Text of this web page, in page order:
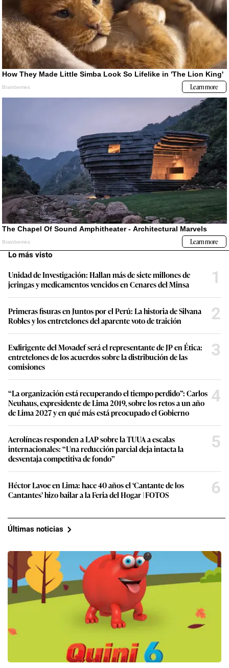
Lo más visto
Unidad de Investigación: Hallan más de siete millones de
jeringas y medicamentos vencidos en Cenares del Minsa
1
Primeras fisuras en Juntos por el Perú: La historia de Silvana
Robles y los entretelones del aparente voto de traición
2
Exdirigente del Movadef será el representante de JP en Ética:
entretelones de los acuerdos sobre la distribución de las
comisiones
3
“La organización está recuperando el tiempo perdido”: Carlos
Neuhaus, expresidente de Lima 2019, sobre los retos a un año
de Lima 2027 y en qué más está preocupado el Gobierno
4
Aerolíneas responden a LAP sobre la TUUA a escalas
internacionales: “Una reducción parcial deja intacta la
desventaja competitiva de fondo”
5
Héctor Lavoe en Lima: hace 40 años el ‘Cantante de los
Cantantes’ hizo bailar a la Feria del Hogar | FOTOS
6
Últimas noticias